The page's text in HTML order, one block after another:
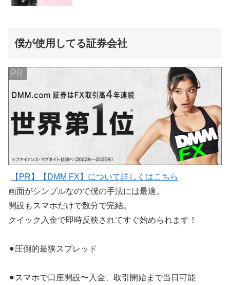
僕が使用してる証券会社
【PR】【DMM FX】について詳しくはこちら
画面がシンプルなので僕の手法には最適。
開設もスマホだけで数分で完結。
クイック入金で即時反映されてすぐ始められます！
⚫︎圧倒的最狭スプレッド
⚫︎スマホで口座開設〜入金、取引開始まで当日可能